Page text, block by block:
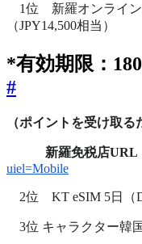
1位 新羅オンライン
（JPY14,500相当）
*有効期限：180
#
（ポイントを受け取る
新羅免税店URL
uiel=Mobile
2位 KT eSIM 5日（
3位 キャラクター韓